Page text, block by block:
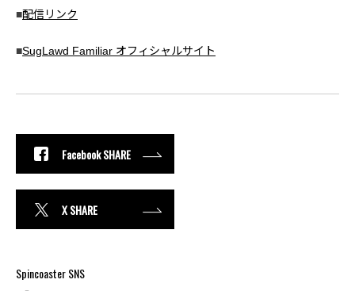
■配信リンク
■SugLawd Familiar オフィシャルサイト
Facebook SHARE
X SHARE
Spincoaster SNS